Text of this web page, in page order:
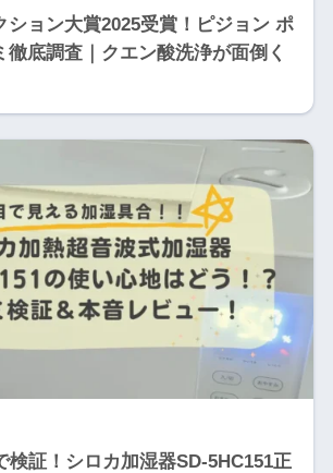
ション大賞2025受賞！ピジョン ポ
徹底調査｜クエン酸洗浄が面倒く
検証！シロカ加湿器SD-5HC151正